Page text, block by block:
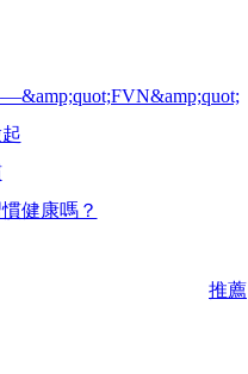
健康嗎？
推薦